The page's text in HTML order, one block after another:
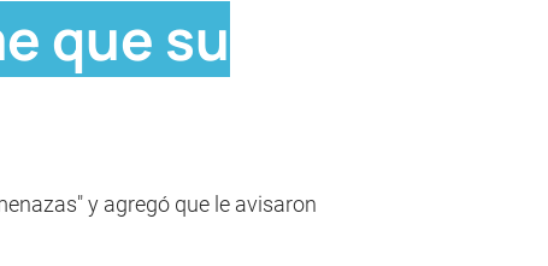
que su
y agregó que le avisaron